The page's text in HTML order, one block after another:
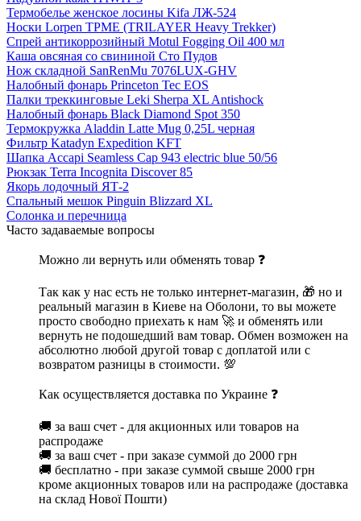
Термобелье женское лосины Kifa ЛЖ-524
Носки Lorpen TPME (TRILAYER Heavy Trekker)
Спрей антикоррозийный Motul Fogging Oil 400 мл
Каша овсяная со свининой Сто Пудов
Нож складной SanRenMu 7076LUX-GHV
Налобный фонарь Princeton Tec EOS
Палки треккинговые Leki Sherpa XL Antishock
Налобный фонарь Black Diamond Spot 350
Термокружка Aladdin Latte Mug 0,25L черная
Фильтр Katadyn Expedition KFT
Шапка Accapi Seamless Cap 943 electric blue 50/56
Рюкзак Terra Incognita Discover 85
Якорь лодочный ЯТ-2
Спальный мешок Pinguin Blizzard XL
Солонка и перечница
Часто задаваемые вопросы
Можно ли вернуть или обменять товар ❓
Так как у нас есть не только интернет-магазин, 🎁 но и
реальный магазин в Киеве на Оболони, то вы можете
просто свободно приехать к нам 🚀 и обменять или
вернуть не подошедший вам товар. Обмен возможен на
абсолютно любой другой товар с доплатой или с
возвратом разницы в стоимости. 💯
Как осуществляется доставка по Украине ❓
🚚 за ваш счет - для акционных или товаров на
распродаже
🚚 за ваш счет - при заказе суммой до 2000 грн
🚚 бесплатно - при заказе суммой свыше 2000 грн
кроме акционных товаров или на распродаже (доставка
на склад Нової Пошти)